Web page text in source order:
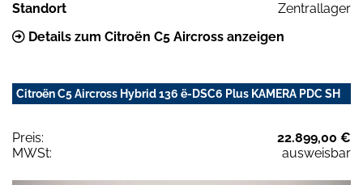
Standort
Zentrallager
Details zum Citroën C5 Aircross anzeigen
Citroën C5 Aircross Hybrid 136 ë-DSC6 Plus KAMERA PDC SH
Preis:
22.899,00 €
MWSt:
ausweisbar